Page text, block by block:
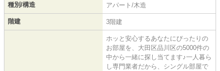
種別/構造 アパート/木造
階建 3階建
ホッと安心するあなたにぴったりの
お部屋を、大田区品川区の5000件の
中から一緒に探し当てます♪一人暮ら
し専門業者だから、シングル部屋で